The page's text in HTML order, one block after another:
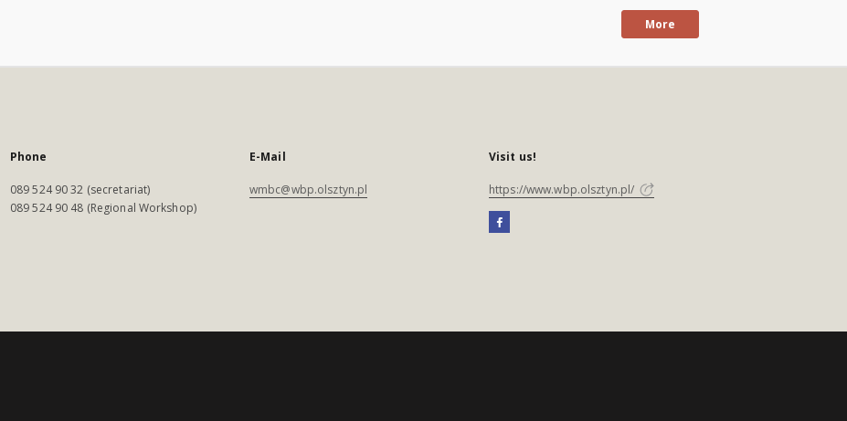
More
Phone
089 524 90 32 (secretariat)
089 524 90 48 (Regional Workshop)
E-Mail
wmbc@wbp.olsztyn.pl
Visit us!
https://www.wbp.olsztyn.pl/